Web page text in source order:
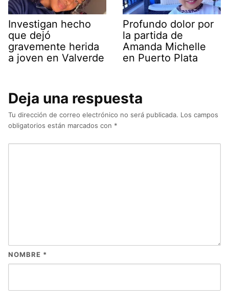
Investigan hecho
que dejó
gravemente herida
a joven en Valverde
Profundo dolor por
la partida de
Amanda Michelle
en Puerto Plata
Deja una respuesta
Tu dirección de correo electrónico no será publicada. Los campos
obligatorios están marcados con *
NOMBRE *